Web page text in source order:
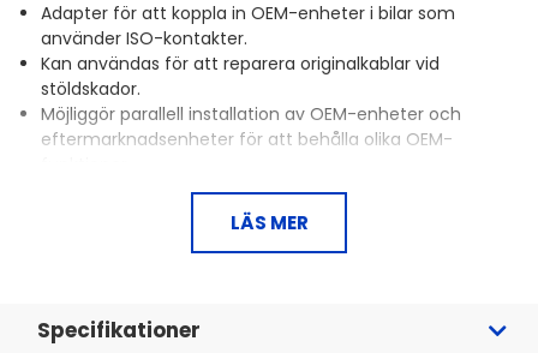
Adapter för att koppla in OEM-enheter i bilar som
använder ISO-kontakter.
Kan användas för att reparera originalkablar vid
stöldskador.
Möjliggör parallell installation av OEM-enheter och
eftermarknadsenheter för att behålla olika OEM-
Inkluderar specifika kontakter för Toyota, vilket gör
in OEM-huvudenheter och säkerställa att alla
LÄS MER
Specifikationer